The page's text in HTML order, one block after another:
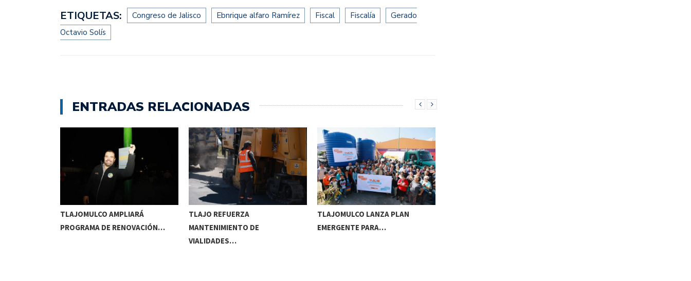
ETIQUETAS: Congreso de Jalisco Ebnrique alfaro Ramírez Fiscal Fiscalía
Gerado
Octavio Solís
ENTRADAS RELACIONADAS
TLAJOMULCO AMPLIARÁ
PROGRAMA DE RENOVACIÓN…
TLAJO REFUERZA
MANTENIMIENTO DE
VIALIDADES…
TLAJOMULCO LANZA PLAN
EMERGENTE PARA…